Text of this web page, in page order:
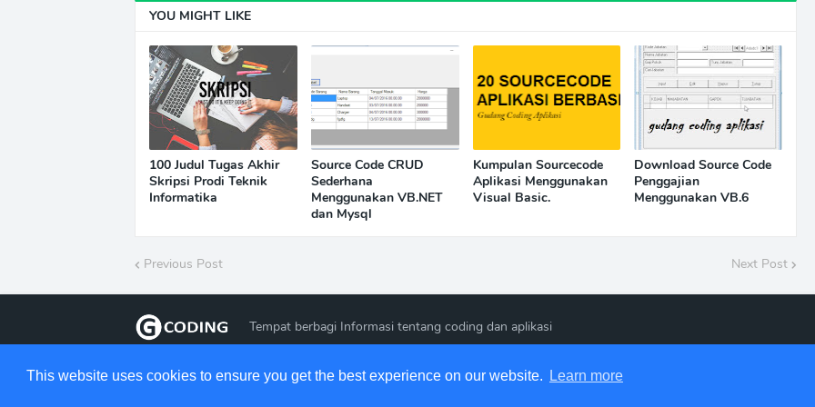
This website uses cookies to ensure you get the best experience on our website. Learn more
YOU MIGHT LIKE
100 Judul Tugas Akhir
Skripsi Prodi Teknik
Informatika
Source Code CRUD
Sederhana
Menggunakan VB.NET
dan Mysql
Kumpulan Sourcecode
Aplikasi Menggunakan
Visual Basic.
Download Source Code
Penggajian
Menggunakan VB.6
Previous Post Next Post
Tempat berbagi Informasi tentang coding dan aplikasi
Design by - GudangCoding